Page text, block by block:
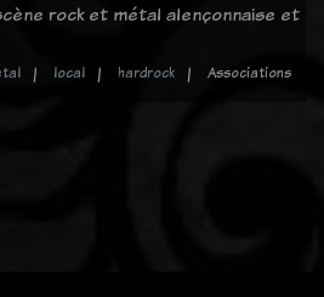
rock et métal alençonnaise et
local hardrock Associations